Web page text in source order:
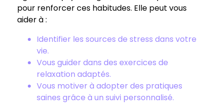
pour renforcer ces habitudes. Elle peut vous
aider à :
Identifier les sources de stress dans votre
vie.
Vous guider dans des exercices de
relaxation adaptés.
Vous motiver à adopter des pratiques
saines grâce à un suivi personnalisé.